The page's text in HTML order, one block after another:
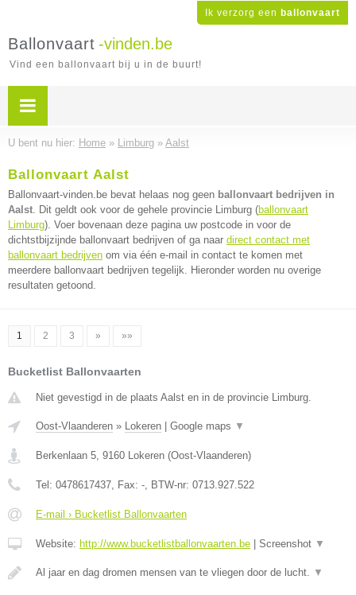
Ik verzorg een ballonvaart
Ballonvaart -vinden.be
Vind een ballonvaart bij u in de buurt!
U bent nu hier: Home » Limburg » Aalst
Ballonvaart Aalst
Ballonvaart-vinden.be bevat helaas nog geen ballonvaart bedrijven in
Aalst. Dit geldt ook voor de gehele provincie Limburg (ballonvaart
Limburg). Voer bovenaan deze pagina uw postcode in voor de
dichtstbijzijnde ballonvaart bedrijven of ga naar direct contact met
ballonvaart bedrijven om via één e-mail in contact te komen met
meerdere ballonvaart bedrijven tegelijk. Hieronder worden nu overige
resultaten getoond.
1 2 3 » »»
Bucketlist Ballonvaarten
Niet gevestigd in de plaats Aalst en in de provincie Limburg.
Oost-Vlaanderen » Lokeren Google maps ▼
Berkenlaan 5, 9160 Lokeren (Oost-Vlaanderen)
Tel: 0478617437, Fax: -, BTW-nr: 0713.927.522
E-mail › Bucketlist Ballonvaarten
Website: http://www.bucketlistballonvaarten.be Screenshot ▼
Al jaar en dag dromen mensen van te vliegen door de lucht. ▼